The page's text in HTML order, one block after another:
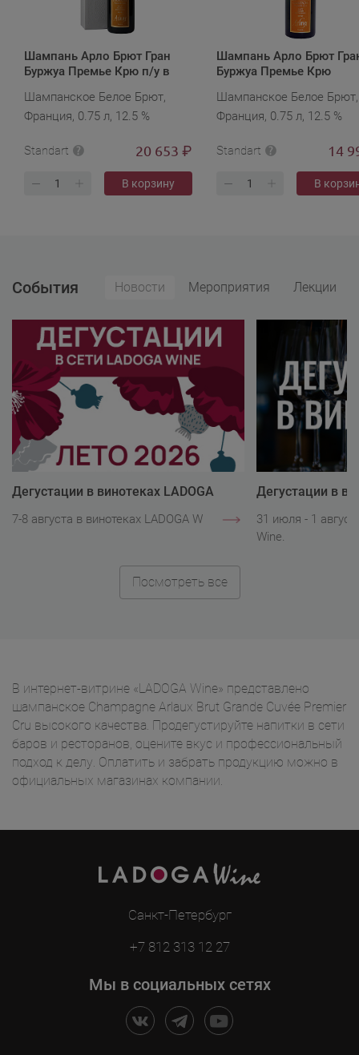
Шампань Арло Брют Гран
Буржуа Премье Крю п/у в
Шампанское Белое Брют,
Франция, 0.75 л, 12.5 %
Standart 20 653 ₽
В корзину
Шампань Арло Брют
Буржуа Премье Крю
Шампанское Белое Брют,
Франция, 0.75 л, 12.5 %
Standart 14
В
События Новости Мероприятия Лекции
Дегустации в винотеках LADOGA
7-8 августа в винотеках LADOGA Wine.
Дегустации в
31 июля - 1
Wine.
Посмотреть все
В интернет-витрине «LADOGA Wine» представлено
шампанское Champagne Arlaux Brut Grande Cuvée Premier
Cru высокого качества. Продегустируйте напитки в сети
баров и ресторанов, оцените вкус и профессиональный
подход к делу. Оплатить и забрать продукцию можно в
официальных магазинах компании.
Санкт-Петербург
+7 812 313 12 27
Мы в социальных сетях